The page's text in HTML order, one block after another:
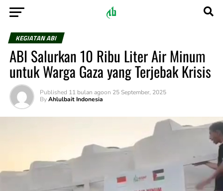
KEGIATAN ABI
ABI Salurkan 10 Ribu Liter Air Minum
untuk Warga Gaza yang Terjebak Krisis
Published 11 bulan agoon 25 September, 2025
By Ahlulbait Indonesia